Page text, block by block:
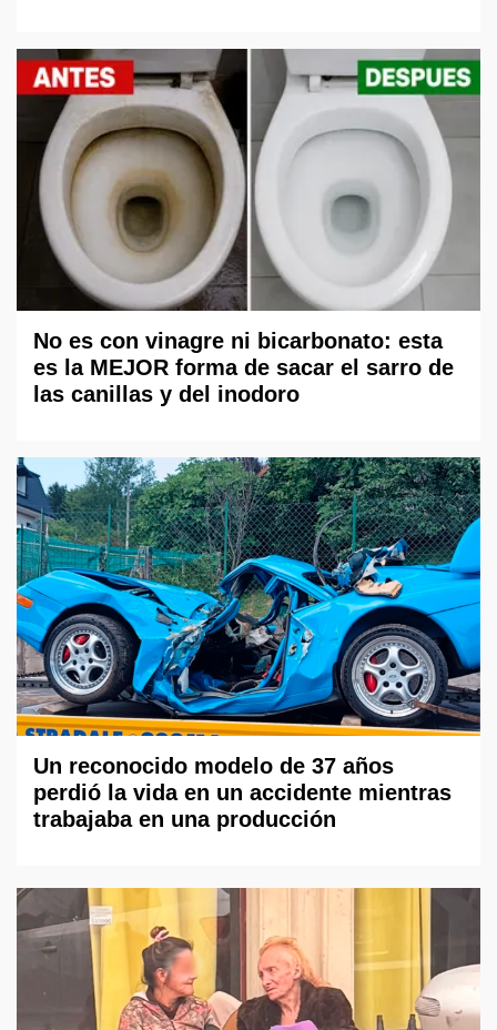
No es con vinagre ni bicarbonato: esta
es la MEJOR forma de sacar el sarro de
las canillas y del inodoro
Un reconocido modelo de 37 años
perdió la vida en un accidente mientras
trabajaba en una producción